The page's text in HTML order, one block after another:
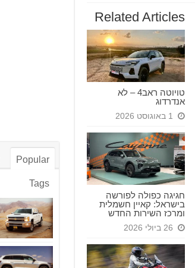
Related Articles
טויוטה ראב4 – לא
אנדרדוג
1 באוגוסט 2026
חגיגה כפולה לפורשה
בישראל: קאיין חשמלית
ומרכז השירות החדש
26 ביולי 2026
Popular
Tags